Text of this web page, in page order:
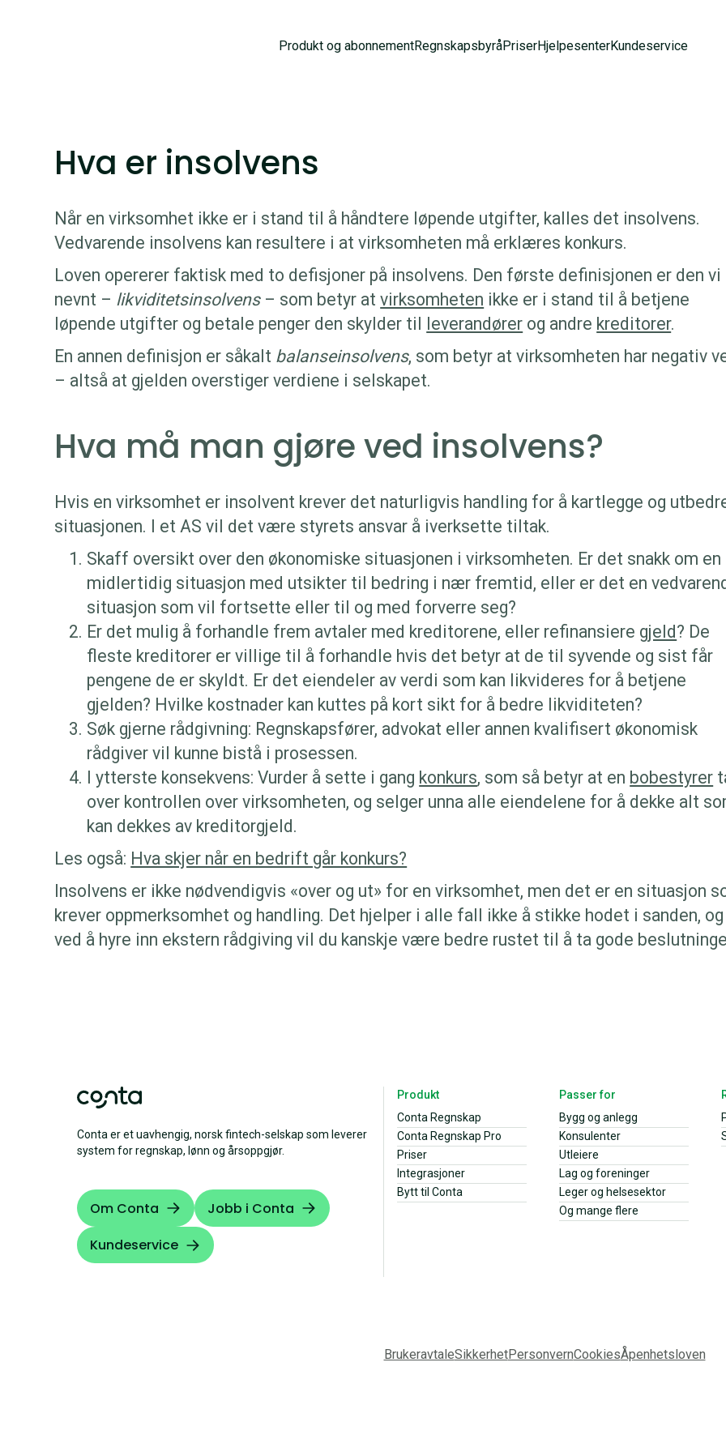
Produkt og abonnementRegnskapsbyråPriserHjelpesenterKundeservice
Hva er insolvens
Når en virksomhet ikke er i stand til å håndtere løpende utgifter, kalles det insolvens.
Vedvarende insolvens kan resultere i at virksomheten må erklæres konkurs.
Loven opererer faktisk med to defisjoner på insolvens. Den første definisjonen er den vi
nevnt – likviditetsinsolvens– som betyr atvirksomheten ikke er i stand til å betjene
løpende utgifter og betale penger den skylder til leverandører og andre kreditorer.
En annen definisjon er såkalt balanseinsolvens, som betyr at virksomheten har negativ
– altså at gjelden overstiger verdiene i selskapet.
Hva må man gjøre ved insolvens?
Hvis en virksomhet er insolvent krever det naturligvis handling for å kartlegge og
situasjonen. I et AS vil det være styrets ansvar å iverksette tiltak.
Skaff oversikt over den økonomiske situasjonen i virksomheten. Er det snakk om en
midlertidig situasjon med utsikter til bedring i nær fremtid, eller er det en
situasjon som vil fortsette eller til og med forverre seg?
Er det mulig å forhandle frem avtaler med kreditorene, eller refinansiere gjeld? De
fleste kreditorer er villige til å forhandle hvis det betyr at de til syvende og sist får
pengene de er skyldt. Er det eiendeler av verdi som kan likvideres for å betjene
gjelden? Hvilke kostnader kan kuttes på kort sikt for å bedre likviditeten?
Søk gjerne rådgivning: Regnskapsfører, advokat eller annen kvalifisert økonomisk
rådgiver vil kunne bistå i prosessen.
I ytterste konsekvens: Vurder å sette i gang konkurs, som så betyr at en bobestyrer
over kontrollen over virksomheten, og selger unna alle eiendelene for å dekke alt
kan dekkes av kreditorgjeld.
Les også: Hva skjer når en bedrift går konkurs?
Insolvens er ikke nødvendigvis «over og ut» for en virksomhet, men det er en situasjon
krever oppmerksomhet og handling. Det hjelper i alle fall ikke å stikke hodet i sanden, og
ved å hyre inn ekstern rådgiving vil du kanskje være bedre rustet til å ta gode
Conta er et uavhengig, norsk fintech-selskap som leverer
system for regnskap, lønn og årsoppgjør.
Om Conta
Jobb i Conta
Kundeservice
Produkt
Conta Regnskap
Conta Regnskap Pro
Priser
Integrasjoner
Bytt til Conta
Passer for
Bygg og anlegg
Konsulenter
Utleiere
Lag og foreninger
Leger og helsesektor
Og mange flere
BrukeravtaleSikkerhetPersonvernCookiesÅpenhetsloven